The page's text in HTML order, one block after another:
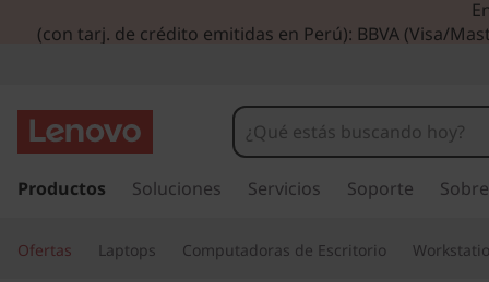
n
k
C
(con tarj. de crédito emitidas en Perú): BBVA (Visa/
r
c
Productos Soluciones Servicios Soporte
Ofertas Laptops Computadoras de Escritorio